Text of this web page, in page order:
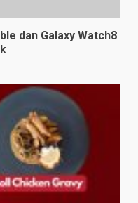
dan Galaxy Watch8